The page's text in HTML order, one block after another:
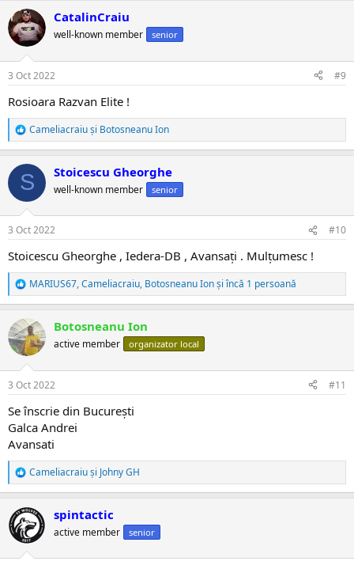
c
ț
i
CatalinCraiu
well-known member senior
3 Oct 2022 #9
Rosioara Razvan Elite !
R
e
c
i
Cameliacraiuși Botosneanu Ion
S Stoicescu Gheorghe
well-known member senior
3 Oct 2022 #10
Stoicescu Gheorghe , Iedera-DB , Avansați . Mulțumesc !
R
e
c
ț
i
MARIUS67,Cameliacraiu, Botosneanu Ionși încă 1 persoană
Botosneanu Ion
active member organizator local
3 Oct 2022 #11
Se înscrie din București
Galca Andrei
Avansati
R
e
c
ț
i
Cameliacraiuși Johny GH
spintactic
active member senior